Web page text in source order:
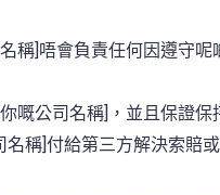
稱]唔會負責任何因遵守
嘅公司名稱]，並且保證
名稱]付給第三方解決索賠